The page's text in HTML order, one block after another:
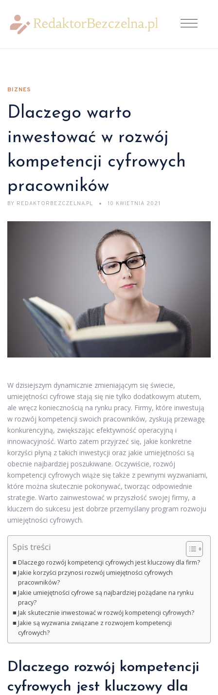
BIZNES
Dlaczego warto
inwestować w rozwój
kompetencji cyfrowych
pracowników
BY REDAKTORBEZCZELNA.PL 10 KWIETNIA 2021
W dzisiejszym dynamicznie zmieniającym się świecie,
umiejętności cyfrowe stają się nie tylko dodatkowym atutem,
ale wręcz koniecznością na rynku pracy. Firmy, które inwestują
w rozwój kompetencji swoich pracowników, zyskują przewagę
konkurencyjną, zwiększając efektywność operacyjną i
innowacyjność. Warto zatem przyjrzeć się, jakie konkretne
korzyści płyną z takich inwestycji oraz jakie umiejętności są
obecnie najbardziej poszukiwane. Oczywiście, rozwój
kompetencji cyfrowych wiąże się także z pewnymi wyzwaniami,
które można skutecznie pokonywać, tworząc odpowiednie
strategie. Warto zainwestować w przyszłość swojej firmy, a
kluczem do sukcesu jest dobrze przemyślany program rozwoju
umiejętności cyfrowych.
Spis treści
Dlaczego rozwój kompetencji cyfrowych jest kluczowy dla firm?
Jakie korzyści przynosi rozwój umiejętności cyfrowych
pracowników?
Jakie umiejętności cyfrowe są najbardziej pożądane na rynku
pracy?
Jak skutecznie inwestować w rozwój kompetencji cyfrowych?
Jakie są wyzwania związane z rozwojem kompetencji
cyfrowych?
Dlaczego rozwój kompetencji
cyfrowych jest kluczowy dla